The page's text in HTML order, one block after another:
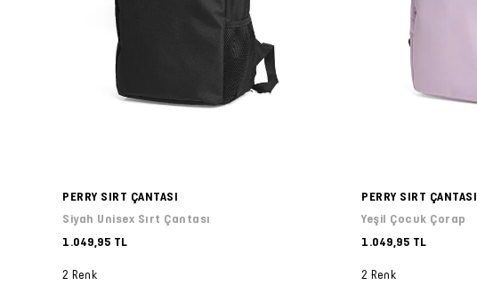
PERRY SIRT ÇANTASI
Siyah Unisex Sırt Çantası
1.049,95 TL
2 Renk
PERRY SIRT ÇANTASI
Yeşil Çocuk Çorap
1.049,95 TL
2 Renk